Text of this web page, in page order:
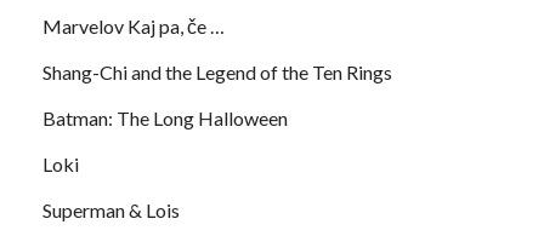
Marvelov Kaj pa, če …
Shang-Chi and the Legend of the Ten Rings
Batman: The Long Halloween
Loki
Superman & Lois